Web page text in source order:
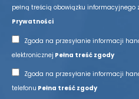
pełną treścią obowiązku informacyjnego
Prywatności
Zgoda na przesyłanie informacji
elektronicznej Pełna treść zgody
Zgoda na przesyłanie informacji
telefonu Pełna treść zgody